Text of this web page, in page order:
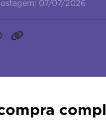
07/07/2026